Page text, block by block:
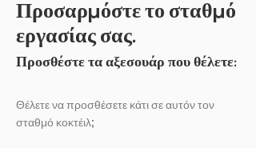
Προσαρμόστε το σταθμό
εργασίας σας.
Προσθέστε τα αξεσουάρ που θέλετε:
Θέλετε να προσθέσετε κάτι σε αυτόν τον
σταθμό κοκτέιλ;